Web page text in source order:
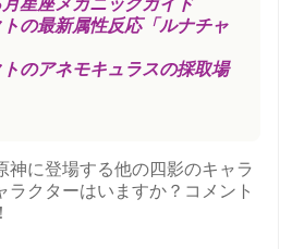
星座メカニックガイド
の最新属性反応「ルナチャ
のアネモキュラスの採取場
神に登場する他の四影のキャラ
ラクターはいますか？コメント